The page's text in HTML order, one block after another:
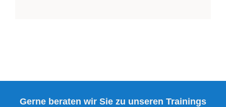
Gerne beraten wir Sie zu unseren Trainings